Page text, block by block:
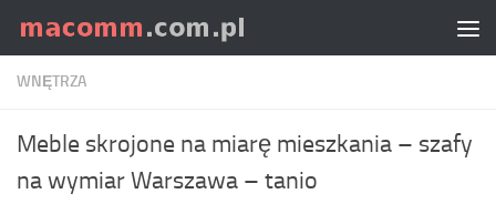
Skip to content
WNĘTRZA
Meble skrojone na miarę mieszkania – szafy
na wymiar Warszawa – tanio